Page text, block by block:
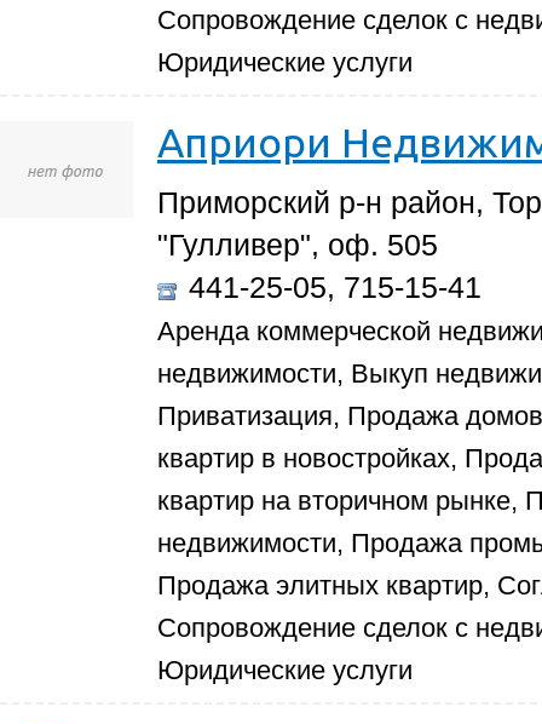
Сопровождение сделок с
Юридические услуги
Априори
Приморский р-н район,
"Гулливер", оф. 505
441-25-05, 715-15-41
Аренда коммерческой
недвижимости, Выкуп
Приватизация, Продажа
квартир в новостройках,
квартир на вторичном рынке,
недвижимости, Продажа
Продажа элитных квартир,
Сопровождение сделок с
Юридические услуги